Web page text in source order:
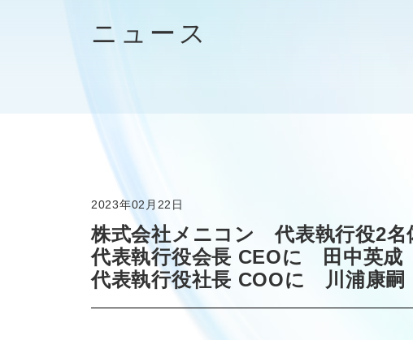
ニュース
2023年02月22日
株式会社メニコン 代表執行役2名
代表執行役会長 CEOに 田中英成
代表執行役社長 COOに 川浦康